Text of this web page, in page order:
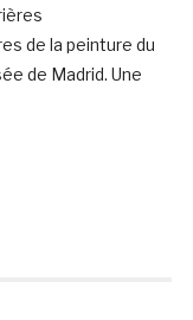
de la peinture du
de Madrid. Une